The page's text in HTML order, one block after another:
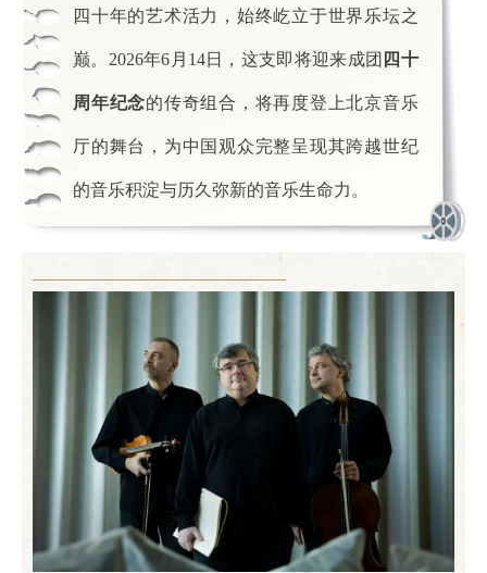
四十年的艺术活力，始终屹立于世界乐坛之
巅。2026年6月14日，这支即将迎来成团 四十
周年纪念的传奇组合，将再度登上北京音乐
厅的舞台，为中国观众完整呈现其跨越世纪
的音乐积淀与历久弥新的音乐生命力。